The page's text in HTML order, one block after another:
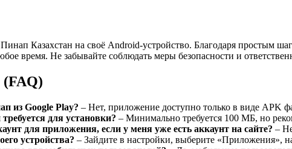
Пинап Казахстан на своё Android-устройство. Благодаря простым
время. Не забывайте соблюдать меры безопасности и
(FAQ)
из Google Play? – Нет, приложение доступно только в виде APK
для установки? – Минимально требуется 100 МБ, но
для приложения, если у меня уже есть аккаунт на сайте? –
устройства? – Зайдите в настройки, выберите «Приложения»,